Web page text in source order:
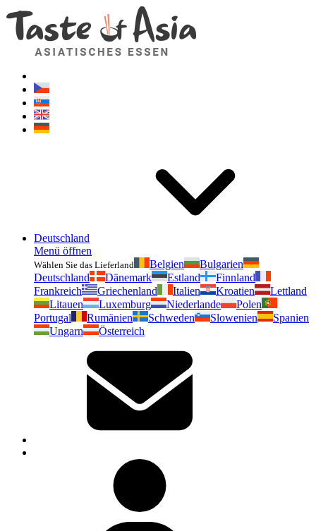
Deutschland
Menü öffnen
Wählen Sie das Lieferland Belgien
Bulgarien
Deutschland
Dänemark Estland
Finnland
Frankreich
Griechenland Italien Kroatien
Lettland
Litauen
Luxemburg Niederlande
Polen
Portugal
Rumänien Schweden Slowenien
Spanien
Ungarn
Österreich
Geschmackvonasien.de
Zögern Sie nicht zu fragen. Ich bin für Sie da!